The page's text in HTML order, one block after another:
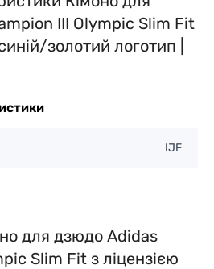
III Olympic Slim Fit
золотий логотип |
IJF
для дзюдо Adidas
Slim Fit з ліцензією